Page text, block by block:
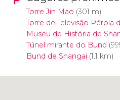
Torre Jin Mao (301 m)
Torre de Televisão Pérola
Museu de História de
Túnel mirante do Bund
Bund de Shangai(1.1 km)